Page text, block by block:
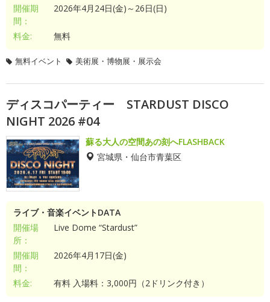
開催期
間：
2026年4月24日(金)～26日(日)
料金: 無料
無料イベント 美術展・博物展・展示会
ディスコパーティー STARDUST DISCO
NIGHT 2026 #04
蘇る大人の空間あの刻へFLASHBACK
宮城県・仙台市青葉区
ライブ・音楽イベントDATA
開催場
所：
Live Dome “Stardust”
開催期
間：
2026年4月17日(金)
料金: 有料 入場料：3,000円（2ドリンク付き）